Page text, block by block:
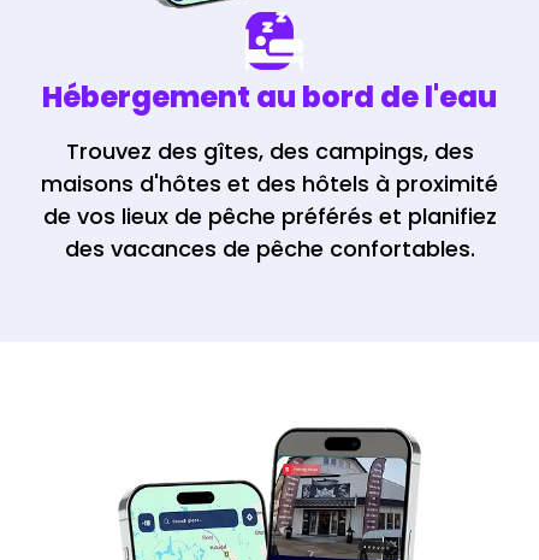
Hébergement au bord de l'eau
Trouvez des gîtes, des campings, des
maisons d'hôtes et des hôtels à proximité
de vos lieux de pêche préférés et planifiez
des vacances de pêche confortables.